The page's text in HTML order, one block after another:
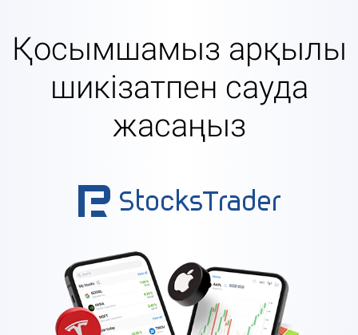
Қосымшамыз арқылы
шикізатпен сауда
жасаңыз